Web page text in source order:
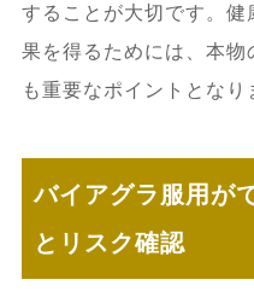
することが大切です。
果を得るためには、本
も重要なポイントとなり
バイアグラ服用が
とリスク確認